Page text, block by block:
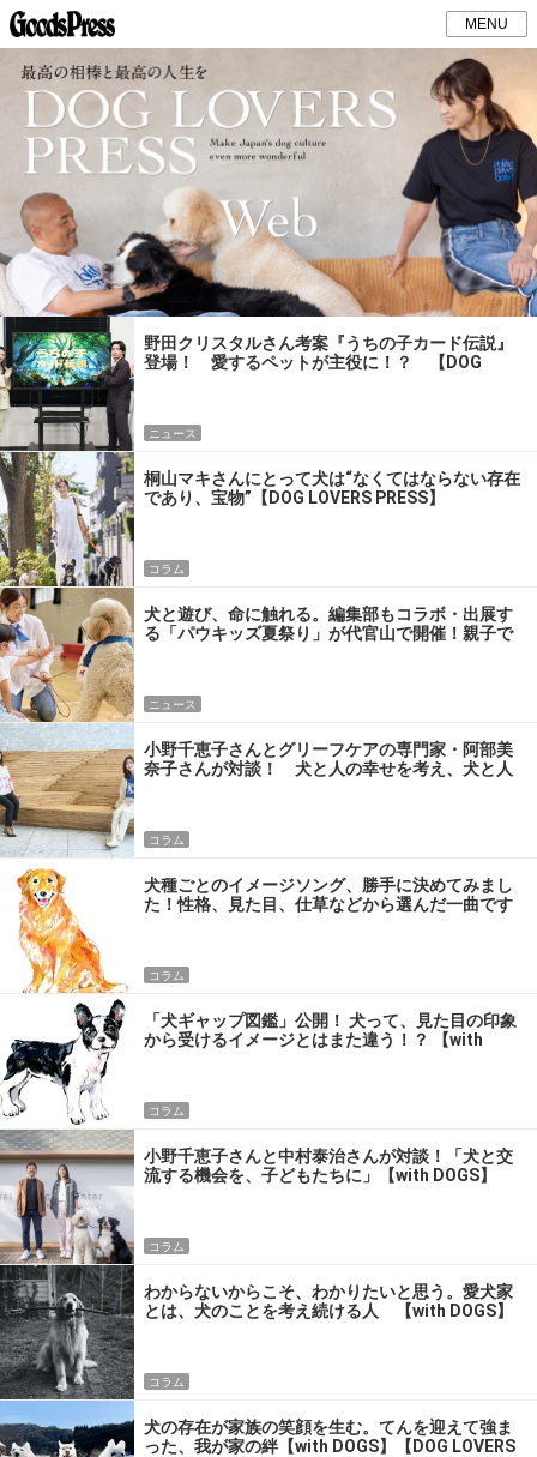
MENU
野田クリスタルさん考案『うちの子カード伝説』
登場！ 愛するペットが主役に！？ 【DOG
ニュース
桐山マキさんにとって犬は“なくてはならない存在
であり、宝物”【DOG LOVERS PRESS】
コラム
犬と遊び、命に触れる。編集部もコラボ・出展す
る「パウキッズ夏祭り」が代官山で開催！親子で
ニュース
小野千恵子さんとグリーフケアの専門家・阿部美
奈子さんが対談！ 犬と人の幸せを考え、犬と人
コラム
犬種ごとのイメージソング、勝手に決めてみまし
た！性格、見た目、仕草などから選んだ一曲です
コラム
「犬ギャップ図鑑」公開！ 犬って、見た目の印象
から受けるイメージとはまた違う！？ 【with
コラム
小野千恵子さんと中村泰治さんが対談！「犬と交
流する機会を、子どもたちに」【with DOGS】
コラム
わからないからこそ、わかりたいと思う。愛犬家
とは、犬のことを考え続ける人 【with DOGS】
コラム
犬の存在が家族の笑顔を生む。てんを迎えて強ま
った、我が家の絆【with DOGS】【DOG LOVERS